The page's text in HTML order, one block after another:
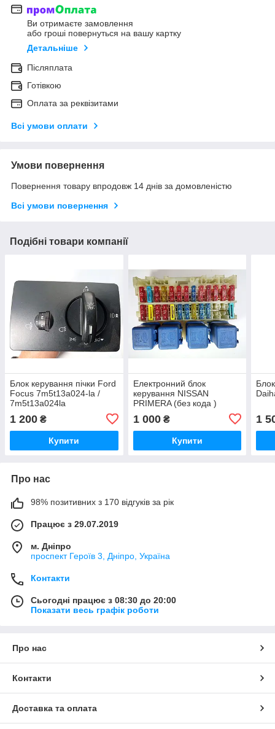
Ви отримаєте замовлення
або гроші повернуться на вашу картку
Детальніше
Післяплата
Готівкою
Оплата за реквізитами
Всі умови оплати
Умови повернення
Повернення товару впродовж 14 днів за домовленістю
Всі умови повернення
Подібні товари компанії
Блок керування пічки Ford
Focus 7m5t13a024-la /
7m5t13a024la
1 200 ₴
Купити
Електронний блок
керування NISSAN
PRIMERA (без кода )
1 000₴
Купити
1
Про нас
98% позитивних з 170 відгуків за рік
Працює з 29.07.2019
м. Дніпро
проспект Героїв 3, Дніпро, Україна
Контакти
Сьогодні працює з 08:30 до 20:00
Показати весь графік роботи
Про нас
Контакти
Доставка та оплата